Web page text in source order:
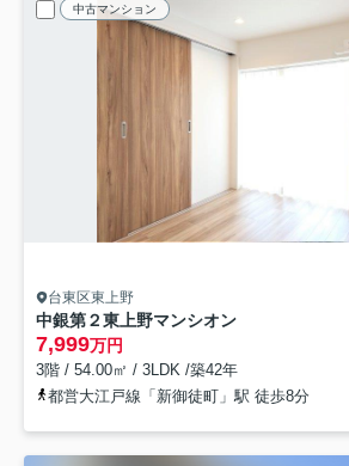
中古マンション
台東区東上野
中銀第２東上野マンシオン
7,999万円
3階 / 54.00㎡ / 3LDK /築42年
都営大江戸線「新御徒町」駅 徒歩8分